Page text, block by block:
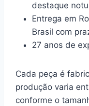
destaque
Entrega em
Brasil com
27 anos de
Cada peça é
produção varia
conforme o